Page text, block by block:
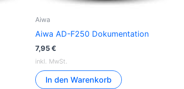
Aiwa
Aiwa AD-F250 Dokumentation
7,95€
inkl. MwSt.
In den Warenkorb